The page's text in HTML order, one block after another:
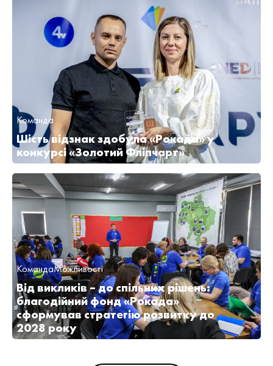
Команда
Шість відзнак здобула «Рокада» у
конкурсі «Золотий Фліпчарт»
КомандаМожливості
Від викликів – до спільних рішень:
благодійний фонд «Рокада»
сформував стратегію розвитку до
2028 року